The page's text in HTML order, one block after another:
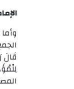
قَالَ